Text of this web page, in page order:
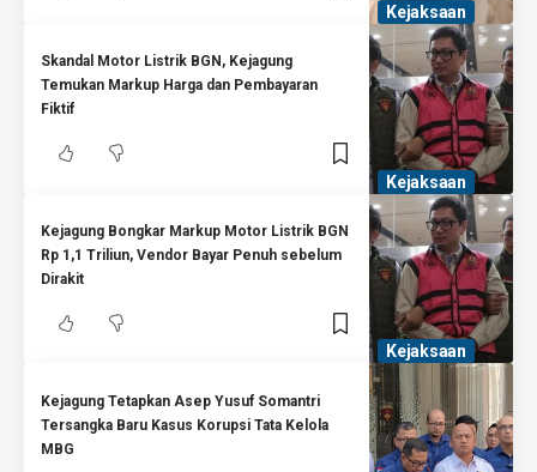
Kejaksaan
Kejaksaan
Skandal Motor Listrik BGN, Kejagung
Temukan Markup Harga dan Pembayaran
Fiktif
Kejaksaan
Kejagung Bongkar Markup Motor Listrik BGN
Rp 1,1 Triliun, Vendor Bayar Penuh sebelum
Dirakit
Kejagung Tetapkan Asep Yusuf Somantri
Tersangka Baru Kasus Korupsi Tata Kelola
MBG